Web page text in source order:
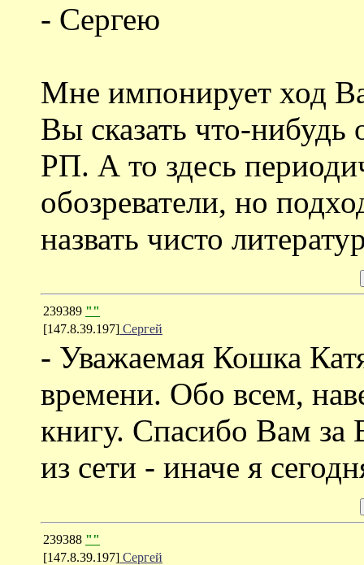
- Сергею
Мне импонирует ход
Вы сказать что-нибудь
РП. А то здесь
обозреватели, но
назвать чисто
239389 ""
[147.8.39.197] Сергей
- Уважаемая Кошка
времени. Обо всем,
книгу. Спасибо Вам за
из сети - иначе я
239388 ""
[147.8.39.197] Сергей